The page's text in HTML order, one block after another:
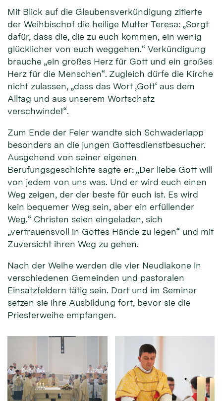
Mit Blick auf die Glaubensverkündigung zitierte
der Weihbischof die heilige Mutter Teresa: „Sorgt
dafür, dass die, die zu euch kommen, ein wenig
glücklicher von euch weggehen.“ Verkündigung
brauche „ein großes Herz für Gott und ein großes
Herz für die Menschen“. Zugleich dürfe die Kirche
nicht zulassen, „dass das Wort ‚Gott‘ aus dem
Alltag und aus unserem Wortschatz
verschwindet“.
Zum Ende der Feier wandte sich Schwaderlapp
besonders an die jungen Gottesdienstbesucher.
Ausgehend von seiner eigenen
Berufungsgeschichte sagte er: „Der liebe Gott will
von jedem von uns was. Und er wird euch einen
Weg zeigen, der der beste für euch ist. Es wird
kein bequemer Weg sein, aber ein erfüllender
Weg.“ Christen seien eingeladen, sich
„vertrauensvoll in Gottes Hände zu legen“ und mit
Zuversicht ihren Weg zu gehen.
Nach der Weihe werden die vier Neudiakone in
verschiedenen Gemeinden und pastoralen
Einsatzfeldern tätig sein. Dort und im Seminar
setzen sie ihre Ausbildung fort, bevor sie die
Priesterweihe empfangen.